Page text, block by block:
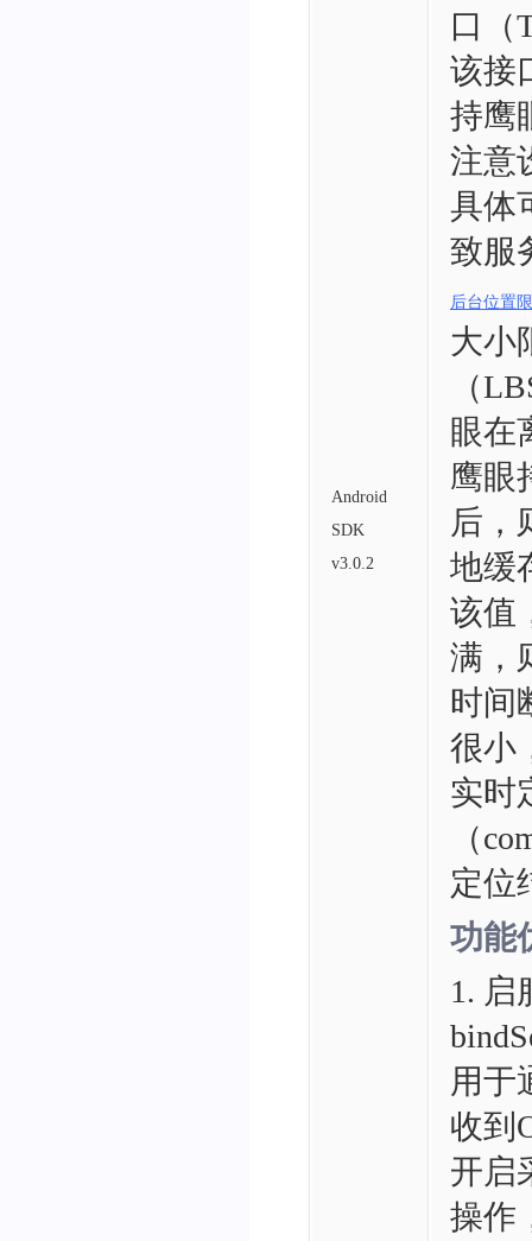
Android
SDK
v3.0.2
口（
该接
持鹰
注意
具体
致服
后台位置
大小
（
眼在
鹰眼
后，
地缓
该值
满，
时间
很小
实时
（
定位
功能
1. 启
用于
收到
开启
操作